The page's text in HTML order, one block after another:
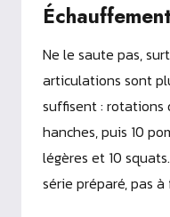
Échauffement
Ne le saute pas,
articulations sont
suffisent : rotations
hanches, puis 10
légères et 10
série préparé, pas à